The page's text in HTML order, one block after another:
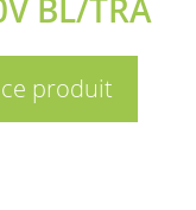
BL/TRA
produit